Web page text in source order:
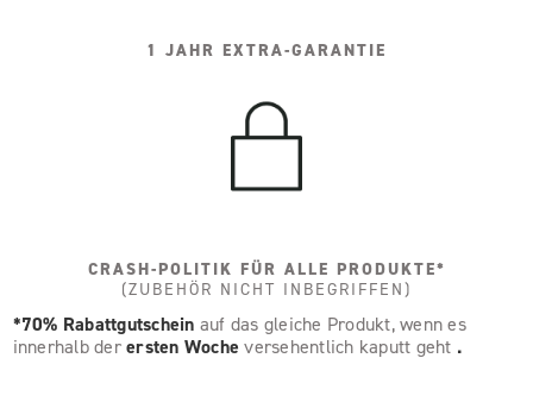
1 JAHR EXTRA-GARANTIE
CRASH-POLITIK FÜR ALLE PRODUKTE*
(ZUBEHÖR NICHT INBEGRIFFEN)
*70% Rabattgutschein auf das gleiche Produkt, wenn es
innerhalb der ersten Woche versehentlich kaputt geht .